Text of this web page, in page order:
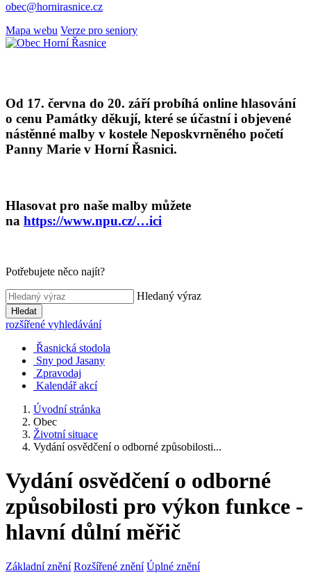
obec@hornirasnice.cz
Mapa webu Verze pro seniory
Od 17. června do 20. září probíhá online hlasování
o cenu Památky děkují, které se účastní i objevené
nástěnné malby v kostele Neposkvrněného početí
Panny Marie v Horní Řasnici.
Hlasovat pro naše malby můžete
na https://www.npu.cz/…ici
Potřebujete něco najít?
Hledaný výraz
Hledat
rozšířené vyhledávání
Řasnická stodola
Sny pod Jasany
Zpravodaj
Kalendář akcí
Úvodní stránka
Obec
Životní situace
Vydání osvědčení o odborné způsobilosti...
Vydání osvědčení o odborné
způsobilosti pro výkon funkce -
hlavní důlní měřič
Základní znění Rozšířené znění Úplné znění